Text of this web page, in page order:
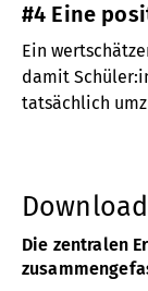
#4 Eine
Ein
damit
tatsächlich
Die zentralen